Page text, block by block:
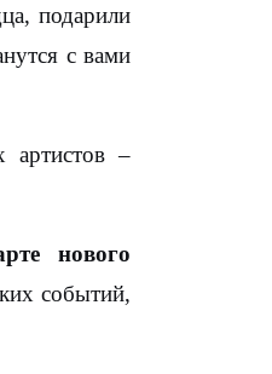
подарили
с вами
артистов –
нового
событий,